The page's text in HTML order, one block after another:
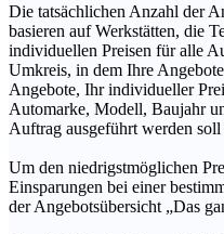
Die tatsächlichen Anzahl der
basieren auf Werkstätten, die
individuellen Preisen für alle
Umkreis, in dem Ihre
Angebote, Ihr individueller
Automarke, Modell, Baujahr
Auftrag ausgeführt werden
Um den niedrigstmöglichen
Einsparungen bei einer
der Angebotsübersicht „Das